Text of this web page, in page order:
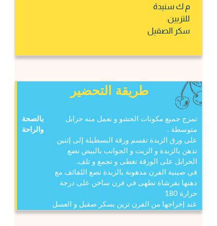
م ك سنيدة
للتزيين:
سكر الصقيل
طريقة التحضير
تمزج جميع مكونات الحشو و نعمل منه حرابل
متوسطة .
على ورق الزبدة تقسم ورقة البسطيلة إلى إثنين
تدهن بالزبدة و الزيت و الجوانب بالبيض نضع
الحرابل على الورقة تغطى و تجمع و تلف.
في صينية الفرن مدهونة بالزبدة نضع اللفائف مع
دهنها بفرشاة تطهى في فرن ساخن على درجة
حرارة 180
عند إخراجها من الفرن تزين بسكر صقيل و العسل
بالصحة
والراحة